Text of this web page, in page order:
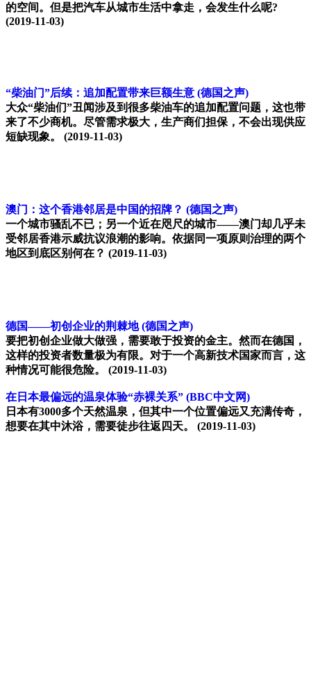
的空间。但是把汽车从城市生活中拿走，会发生什么呢?
(2019-11-03)
“柴油门”后续：追加配置带来巨额生意 (德国之声)
大众“柴油们”丑闻涉及到很多柴油车的追加配置问题，这也带
来了不少商机。尽管需求极大，生产商们担保，不会出现供应
短缺现象。
(2019-11-03)
澳门：这个香港邻居是中国的招牌？ (德国之声)
一个城市骚乱不已；另一个近在咫尺的城市——澳门却几乎未
受邻居香港示威抗议浪潮的影响。依据同一项原则治理的两个
地区到底区别何在？ (2019-11-03)
德国——初创企业的荆棘地 (德国之声)
要把初创企业做大做强，需要敢于投资的金主。然而在德国，
这样的投资者数量极为有限。对于一个高新技术国家而言，这
种情况可能很危险。
(2019-11-03)
在日本最偏远的温泉体验“赤裸关系” (BBC中文网)
日本有3000多个天然温泉，但其中一个位置偏远又充满传奇，
想要在其中沐浴，需要徒步往返四天。
(2019-11-03)